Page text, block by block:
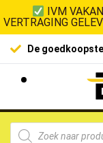
IVM
VERTRAGING
De